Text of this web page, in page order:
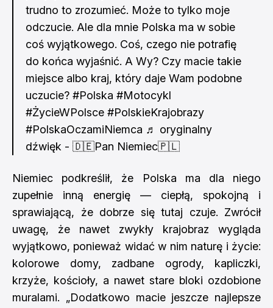
trudno to zrozumieć. Może to tylko moje
odczucie. Ale dla mnie Polska ma w sobie
coś wyjątkowego. Coś, czego nie potrafię
do końca wyjaśnić. A Wy? Czy macie takie
miejsce albo kraj, który daje Wam podobne
uczucie? #Polska #Motocykl
#ŻycieWPolsce #PolskieKrajobrazy
#PolskaOczamiNiemca ♬ oryginalny
dźwięk - 🇩🇪Pan Niemiec🇵🇱
Niemiec podkreślił, że Polska ma dla niego
zupełnie inną energię — ciepłą, spokojną i
sprawiającą, że dobrze się tutaj czuje. Zwrócił
uwagę, że nawet zwykły krajobraz wygląda
wyjątkowo, ponieważ widać w nim naturę i życie:
kolorowe domy, zadbane ogrody, kapliczki,
krzyże, kościoły, a nawet stare bloki ozdobione
muralami. „Dodatkowo macie jeszcze najlepsze